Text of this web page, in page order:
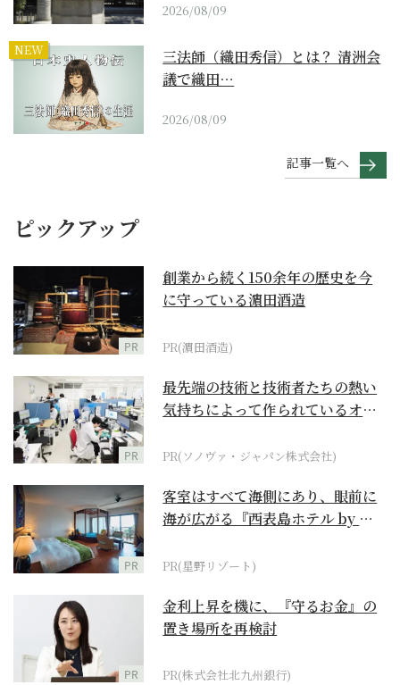
2026/08/09
NEW
三法師（織田秀信）とは？ 清洲会
議で織田…
2026/08/09
記事一覧へ
ピックアップ
PR
創業から続く150余年の歴史を今
に守っている濵田酒造
PR(濵田酒造)
PR
最先端の技術と技術者たちの熱い
気持ちによって作られているオー
PR(ソノヴァ・ジャパン株式会社)
PR
客室はすべて海側にあり、眼前に
海が広がる『西表島ホテル by 星
PR(星野リゾート)
PR
金利上昇を機に、『守るお金』の
置き場所を再検討
PR(株式会社北九州銀行)